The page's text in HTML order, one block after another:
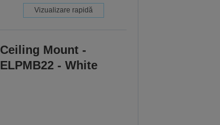
Vizualizare rapidă
Ceiling Mount -
ELPMB22 - White